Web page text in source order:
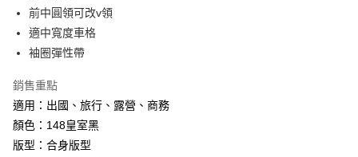
Google Pay
全盈+PAY
相關說明
【關於「AFTEE先享後付」】
AFTEE先享後付是「在收到商品之後才付款」的支付方式。 讓您購物簡單
１．簡單：不需註冊會員、不需綁卡、不需儲值。
ATM付款
貨到付款
前中圓領可改v領
適中寬度車格
袖圈彈性帶
銷售重點
適用：出國、旅行、露營、商務
顏色：148皇室黑
版型：合身版型